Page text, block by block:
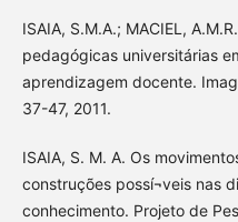
ISAIA, S.M.A.; MACIEL,
pedagógicas universitárias
aprendizagem docente.
37-47, 2011.
ISAIA, S. M. A. Os
construções possí¬veis nas
conhecimento. Projeto de